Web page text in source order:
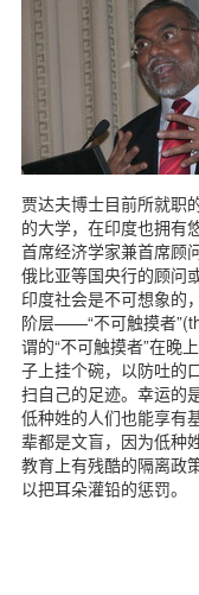
贾达夫博士目前所就职
的大学，在印度也拥有
首席经济学家兼首席顾
俄比亚等国央行的顾问
印度社会是不可想象的
阶层——“不可触摸者
谓的“不可触摸者”在晚
子上挂个碗，以防吐的
扫自己的足迹。幸运的
低种姓的人们也能享有
辈都是文盲，因为低种
教育上有残酷的隔离政
以把耳朵灌铅的惩罚。